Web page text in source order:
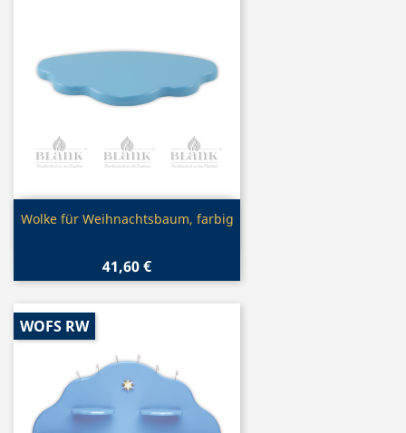
Vorschau
Wolke für Weihnachtsbaum, farbig
41,60 €
WOFS RW